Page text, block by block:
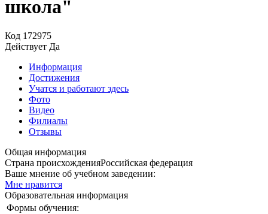
школа"
Код 172975
Действует Да
Информация
Достижения
Учатся и работают здесь
Фото
Видео
Филиалы
Отзывы
Общая информация
Страна происхожденияРоссийская федерация
Ваше мнение об учебном заведении:
Мне нравится
Образовательная информация
Формы обучения: